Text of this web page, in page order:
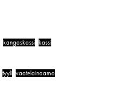
kangaskassi kassi
tyyli vaatelainaamo